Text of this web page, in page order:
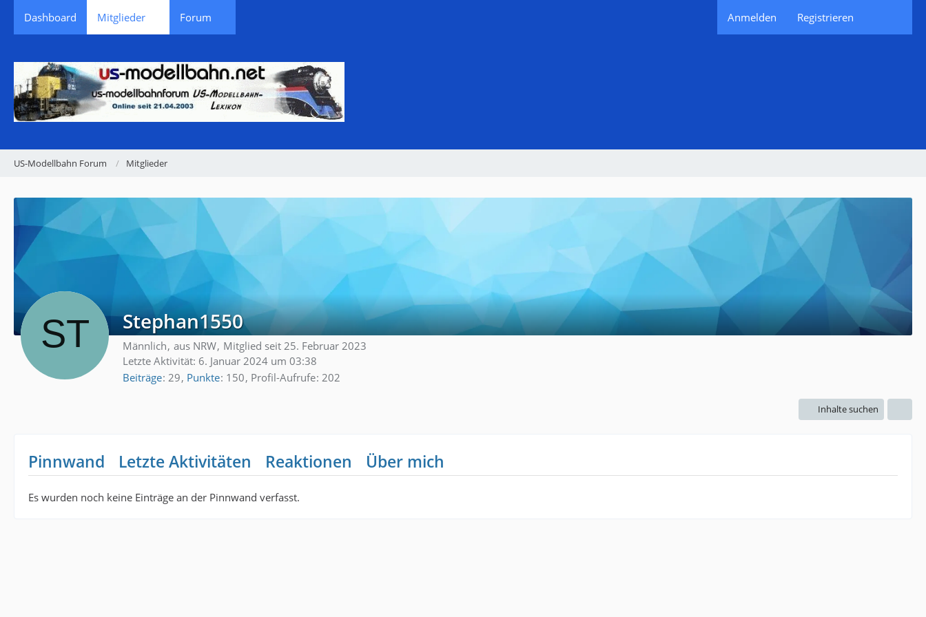
Dashboard Mitglieder Forum Anmelden Registrieren
US-Modellbahn Forum Mitglieder
Stephan1550
Männlich aus NRW Mitglied seit 25. Februar 2023
Letzte Aktivität: 6. Januar 2024 um 03:38
Beiträge 29 Punkte 150 Profil-Aufrufe 202
Inhalte suchen
Pinnwand Letzte Aktivitäten Reaktionen Über mich
Es wurden noch keine Einträge an der Pinnwand verfasst.